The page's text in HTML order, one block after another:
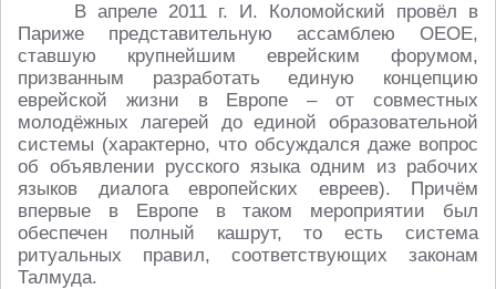
В апреле 2011 г. И. Коломойский провёл в
Париже представительную ассамблею ОЕОЕ,
ставшую крупнейшим еврейским форумом,
призванным разработать единую концепцию
еврейской жизни в Европе – от совместных
молодёжных лагерей до единой образовательной
системы (характерно, что обсуждался даже вопрос
об объявлении русского языка одним из рабочих
языков диалога европейских евреев). Причём
впервые в Европе в таком мероприятии был
обеспечен полный кашрут, то есть система
ритуальных правил, соответствующих законам
Талмуда.